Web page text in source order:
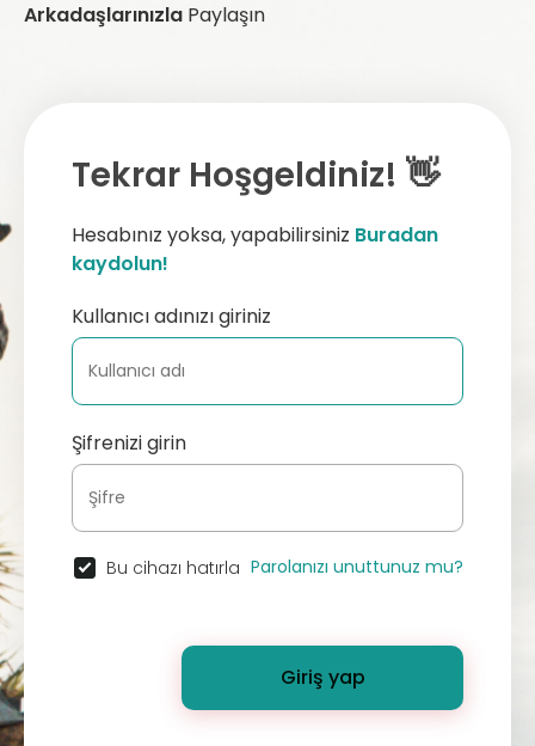
Arkadaşlarınızla Paylaşın
Tekrar Hoşgeldiniz! 👋
Hesabınız yoksa, yapabilirsiniz Buradan
kaydolun!
Kullanıcı adınızı giriniz
Şifrenizi girin
Bu cihazı hatırla Parolanızı unuttunuz mu?
Giriş yap